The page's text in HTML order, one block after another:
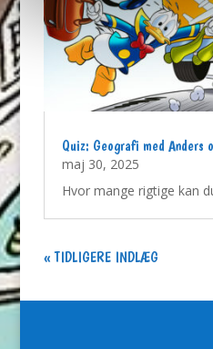
Quiz: Geografi med Anders
maj 30, 2025
Hvor mange rigtige kan
« GAMLE POSTER